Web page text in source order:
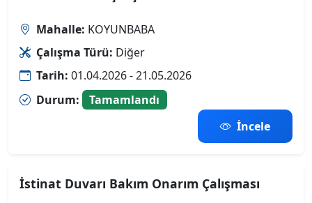
Mahalle: KOYUNBABA
Çalışma Türü: Diğer
Tarih: 01.04.2026 - 21.05.2026
Durum:
Tamamlandı
İncele
İstinat Duvarı Bakım Onarım Çalışması